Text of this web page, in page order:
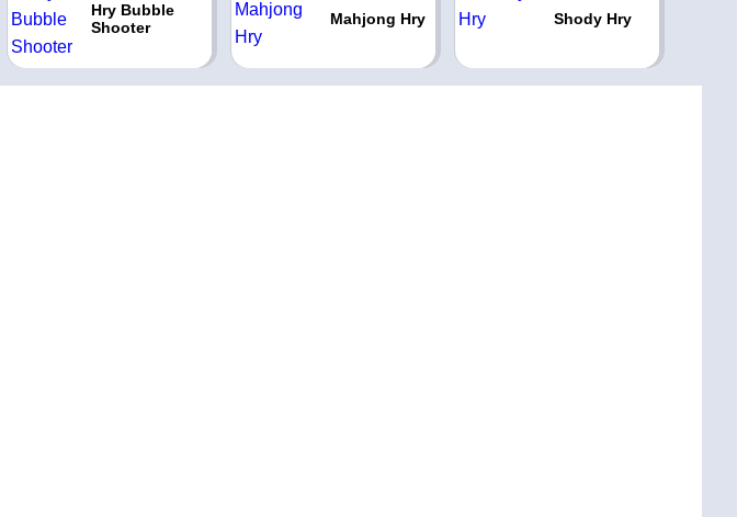
Hry Bubble
Shooter
Mahjong Hry Shody Hry